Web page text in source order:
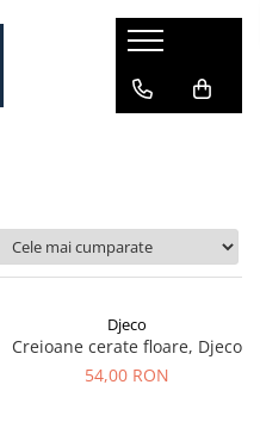
Djeco
Creioane cerate floare, Djeco
54,00 RON